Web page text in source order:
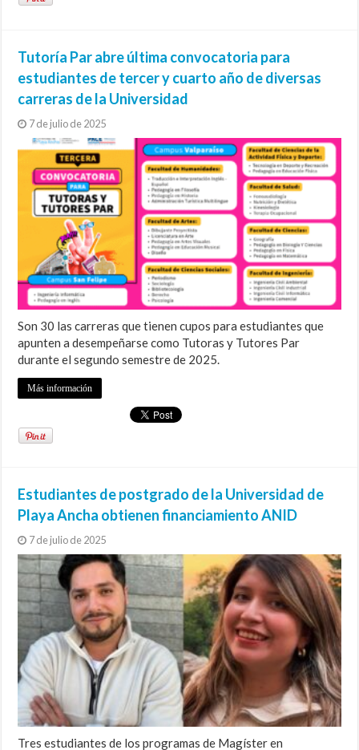
Tutoría Par abre última convocatoria para
estudiantes de tercer y cuarto año de diversas
carreras de la Universidad
7 de julio de 2025
Son 30 las carreras que tienen cupos para estudiantes que
apunten a desempeñarse como Tutoras y Tutores Par
durante el segundo semestre de 2025.
Más información
Estudiantes de postgrado de la Universidad de
Playa Ancha obtienen financiamiento ANID
7 de julio de 2025
Tres estudiantes de los programas de Magíster en